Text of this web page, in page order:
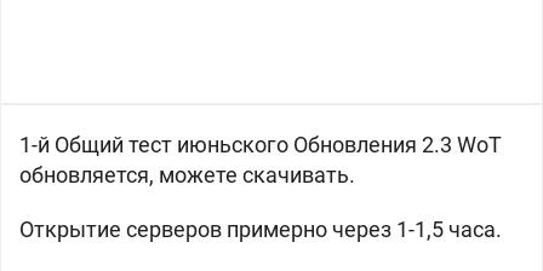
1-й Общий тест июньского Обновления 2.3 WoT
обновляется, можете скачивать.
Открытие серверов примерно через 1-1,5 часа.